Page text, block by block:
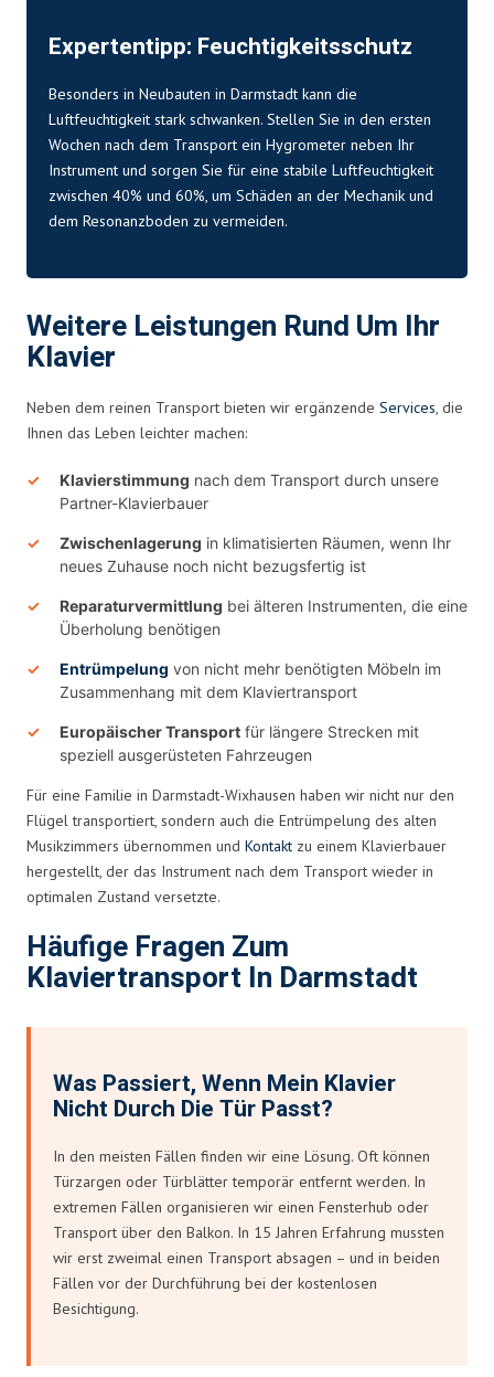
Expertentipp: Feuchtigkeitsschutz
Besonders in Neubauten in Darmstadt kann die
Luftfeuchtigkeit stark schwanken. Stellen Sie in den ersten
Wochen nach dem Transport ein Hygrometer neben Ihr
Instrument und sorgen Sie für eine stabile Luftfeuchtigkeit
zwischen 40% und 60%, um Schäden an der Mechanik und
dem Resonanzboden zu vermeiden.
Weitere Leistungen Rund Um Ihr
Klavier
Neben dem reinen Transport bieten wir ergänzende Services, die
Ihnen das Leben leichter machen:
Klavierstimmung nach dem Transport durch unsere
Partner-Klavierbauer
Zwischenlagerung in klimatisierten Räumen, wenn Ihr
neues Zuhause noch nicht bezugsfertig ist
Reparaturvermittlung bei älteren Instrumenten, die eine
Überholung benötigen
Entrümpelung von nicht mehr benötigten Möbeln im
Zusammenhang mit dem Klaviertransport
Europäischer Transport für längere Strecken mit
speziell ausgerüsteten Fahrzeugen
Für eine Familie in Darmstadt-Wixhausen haben wir nicht nur den
Flügel transportiert, sondern auch die Entrümpelung des alten
Musikzimmers übernommen und Kontakt zu einem Klavierbauer
hergestellt, der das Instrument nach dem Transport wieder in
optimalen Zustand versetzte.
Häufige Fragen Zum
Klaviertransport In Darmstadt
Was Passiert, Wenn Mein Klavier
Nicht Durch Die Tür Passt?
In den meisten Fällen finden wir eine Lösung. Oft können
Türzargen oder Türblätter temporär entfernt werden. In
extremen Fällen organisieren wir einen Fensterhub oder
Transport über den Balkon. In 15 Jahren Erfahrung mussten
wir erst zweimal einen Transport absagen – und in beiden
Fällen vor der Durchführung bei der kostenlosen
Besichtigung.